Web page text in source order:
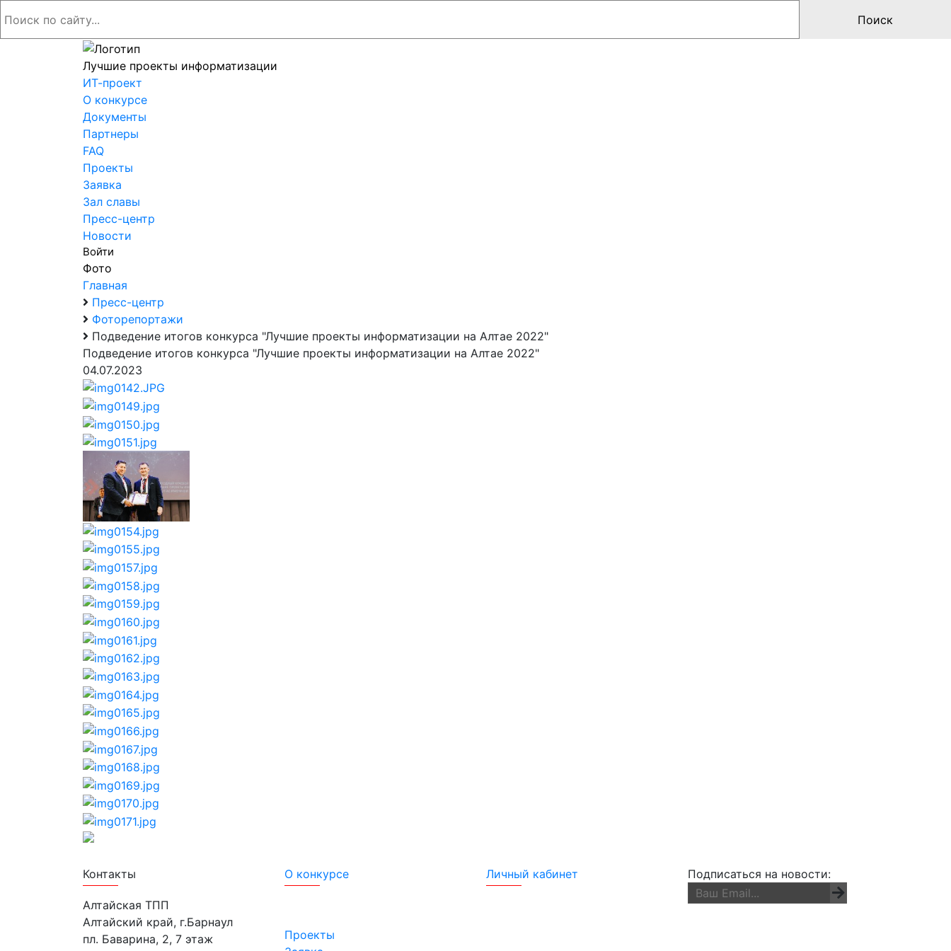
Лучшие проекты информатизации
ИТ-проект
О конкурсе
Документы
Партнеры
FAQ
Проекты
Заявка
Зал славы
Пресс-центр
Новости
Войти
Фото
Главная
Пресс-центр
Фоторепортажи
Подведение итогов конкурса "Лучшие проекты информатизации на Алтае 2022"
Подведение итогов конкурса "Лучшие проекты информатизации на Алтае 2022"
04.07.2023
Контакты
Алтайская ТПП
Алтайский край, г.Барнаул
пл. Баварина, 2, 7 этаж
О конкурсе
Проекты
Личный кабинет Подписаться на новости: